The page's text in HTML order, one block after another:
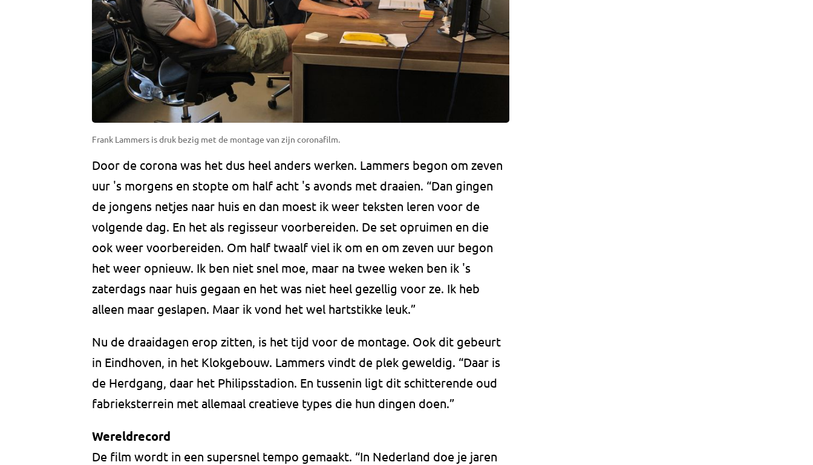
Frank Lammers is druk bezig met de montage van zijn coronafilm.
Door de corona was het dus heel anders werken. Lammers begon om zeven
uur 's morgens en stopte om half acht 's avonds met draaien. “Dan gingen
de jongens netjes naar huis en dan moest ik weer teksten leren voor de
volgende dag. En het als regisseur voorbereiden. De set opruimen en die
ook weer voorbereiden. Om half twaalf viel ik om en om zeven uur begon
het weer opnieuw. Ik ben niet snel moe, maar na twee weken ben ik 's
zaterdags naar huis gegaan en het was niet heel gezellig voor ze. Ik heb
alleen maar geslapen. Maar ik vond het wel hartstikke leuk.”
Nu de draaidagen erop zitten, is het tijd voor de montage. Ook dit gebeurt
in Eindhoven, in het Klokgebouw. Lammers vindt de plek geweldig. “Daar is
de Herdgang, daar het Philipsstadion. En tussenin ligt dit schitterende oud
fabrieksterrein met allemaal creatieve types die hun dingen doen.”
Wereldrecord
De film wordt in een supersnel tempo gemaakt. “In Nederland doe je jaren